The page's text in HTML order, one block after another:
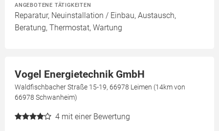
ANGEBOTENE TÄTIGKEITEN
Reparatur, Neuinstallation / Einbau, Austausch,
Beratung, Thermostat, Wartung
Vogel Energietechnik GmbH
Waldfischbacher Straße 15-19, 66978 Leimen (14km von
66978 Schwanheim)
4 mit einer Bewertung